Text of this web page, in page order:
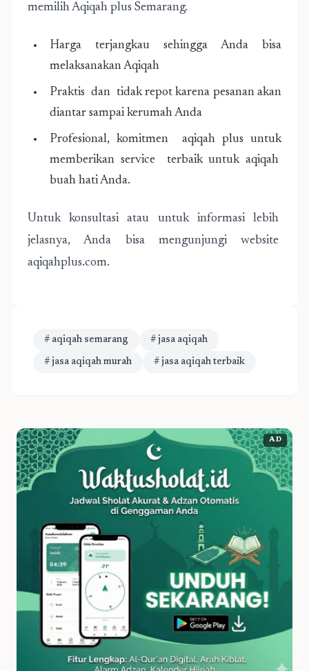
memilih Aqiqah plus Semarang.
Harga terjangkau sehingga Anda bisa
melaksanakan Aqiqah
Praktis dan tidak repot karena pesanan akan
diantar sampai kerumah Anda
Profesional, komitmen aqiqah plus untuk
memberikan service terbaik untuk aqiqah
buah hati Anda.
Untuk konsultasi atau untuk informasi lebih
jelasnya, Anda bisa mengunjungi website
aqiqahplus.com.
# aqiqah semarang # jasa aqiqah
# jasa aqiqah murah # jasa aqiqah terbaik
AD